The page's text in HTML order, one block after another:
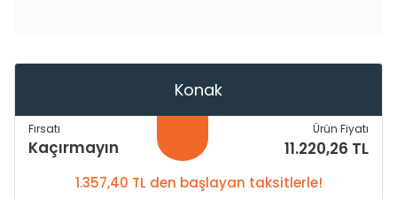
Konak
Fırsatı
Kaçırmayın
Ürün Fiyatı
11.220,26 TL
1.357,40 TL den başlayan taksitlerle!